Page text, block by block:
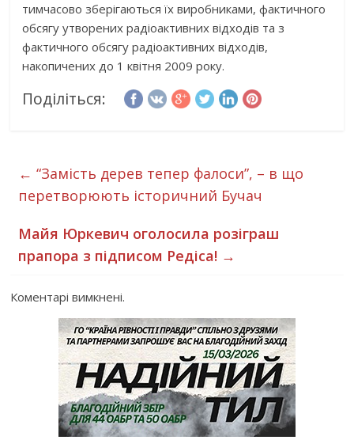
тимчасово зберігаються їх виробниками, фактичного
обсягу утворених радіоактивних відходів та з
фактичного обсягу радіоактивних відходів,
накопичених до 1 квітня 2009 року.
Поділіться:
← “Замість дерев тепер фалоси”, – в що
перетворюють історичний Бучач
Майя Юркевич оголосила розіграш
прапора з підписом Редіса! →
Коментарі вимкнені.